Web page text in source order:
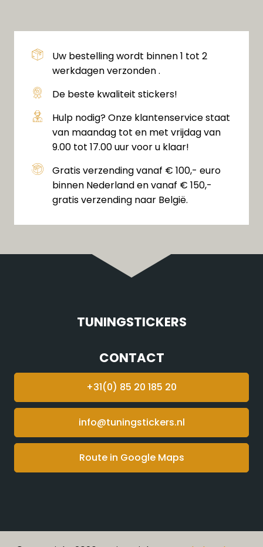
Uw bestelling wordt binnen 1 tot 2
werkdagen verzonden .
De beste kwaliteit stickers!
Hulp nodig? Onze klantenservice staat
van maandag tot en met vrijdag van
9.00 tot 17.00 uur voor u klaar!
Gratis verzending vanaf € 100,- euro
binnen Nederland en vanaf € 150,-
gratis verzending naar België.
TUNINGSTICKERS
CONTACT
+31(0) 85 20 185 20
info@tuningstickers.nl
Route in Google Maps